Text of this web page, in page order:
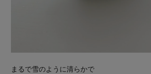
まるで雪のように清らかで